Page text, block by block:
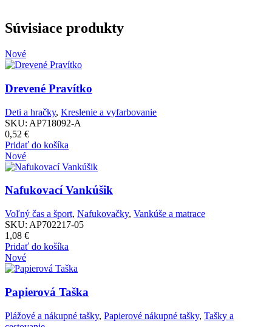
Poznámka:
PARAMETRE
Poznámka:
PARAMETRE
Poznámka:
Súvisiace produkty
Nové
Drevené Pravítko
Deti a hračky, Kreslenie a vyfarbovanie
SKU: AP718092-A
0,52 €
Pridať do košíka
Nové
Nafukovací Vankúšik
Voľný čas a šport, Nafukovačky, Vankúše a matrace
SKU: AP702217-05
1,08 €
Pridať do košíka
Nové
Papierová Taška
Plážové a nákupné tašky, Papierové nákupné tašky, Tašky a